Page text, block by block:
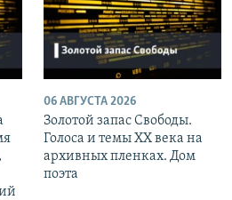
06 АВГУСТА 2026
Золотой запас Свободы.
Голоса и темы XX века на
архивных пленках. Дом
поэта